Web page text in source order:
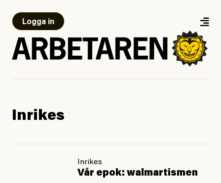
Logga in
Inrikes
Inrikes
Vår epok: walmartismen